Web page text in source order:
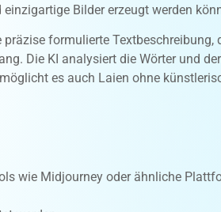
Bilder erzeugt werden
formulierte
Die KI analysiert die Wörter und
es auch Laien ohne
wie Midjourney oder ähnliche